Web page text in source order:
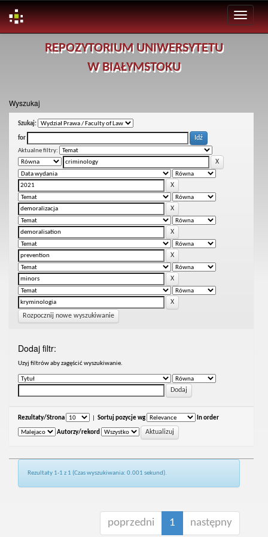
REPOZYTORIUM UNIWERSYTETU
W BIAŁYMSTOKU
Wyszukaj
Szukaj:
for
Aktualne filtry:
Rozpocznij nowe wyszukiwanie
Dodaj filtr:
Uzyj filtrów aby zagęścić wyszukiwanie.
Rezultaty/Strona Sortuj pozycje wg In order
Autorzy/rekord
Rezultaty 1-1 z 1 (Czas wyszukiwania: 0.001 sekund).
poprzedni 1 następny